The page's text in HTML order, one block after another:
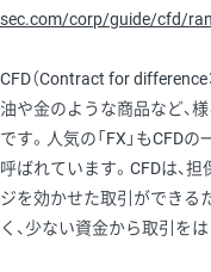
sec.com/corp/guide/cfd/
CFD（Contract for difference
油や金のような商品など、
です。人気の「FX」もCFD
呼ばれています。CFDは、
ジを効かせた取引ができる
く、少ない資金から取引を